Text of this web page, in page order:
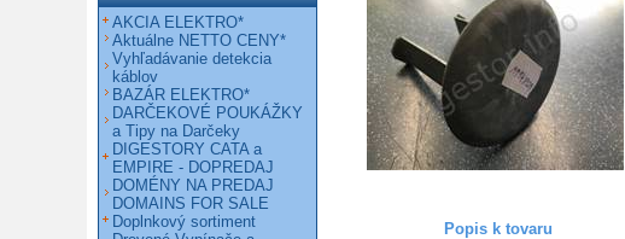
Popis k tovaru
AKCIA ELEKTRO*
Aktuálne NETTO CENY*
Vyhľadávanie detekcia
káblov
BAZÁR ELEKTRO*
DARČEKOVÉ POUKÁŽKY
a Tipy na Darčeky
DIGESTORY CATA a
EMPIRE - DOPREDAJ
DOMÉNY NA PREDAJ
DOMAINS FOR SALE
Doplnkový sortiment